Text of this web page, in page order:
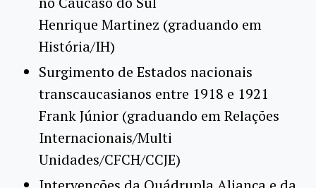
Henrique Martinez (graduando em
História/IH)
Surgimento de Estados nacionais
transcaucasianos entre 1918 e 1921
Frank Júnior (graduando em Relações
Internacionais/Multi
Unidades/CFCH/CCJE)